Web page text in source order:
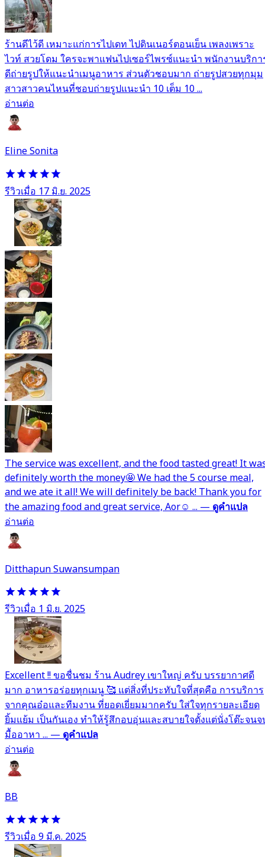
ร้านดีไว้ดี เหมาะแก่การไปเดท ไปดินเนอร์ตอนเย็น เพลงเพราะ
ไวท์ สวยโดม ใครจะพาแฟนไปเซอร์ไพรซ์แนะนำ พนักงานบริกา
ดีถ่ายรูปให้แนะนำเมนูอาหาร ส่วนตัวชอบมาก ถ่ายรูปสวยทุกมุม
สาวสาวคนไหนที่ชอบถ่ายรูปแนะนำ 10 เต็ม 10 ...
อ่านต่อ
Eline Sonita
รีวิวเมื่อ 17 มิ.ย. 2025
The service was excellent, and the food tasted great! It
definitely worth the money🤩 We had the 5 course meal,
and we ate it all! We will definitely be back! Thank you for
the amazing food and great service, Aor☺️ ... — ดูคำแปล
อ่านต่อ
Ditthapun Suwansumpan
รีวิวเมื่อ 1 มิ.ย. 2025
Excellent !! ขอชื่นชม ร้าน Audrey เขาใหญ่ ครับ บรรยากาศดี
มาก อาหารอร่อยทุกเมนู 🥰 แต่สิ่งที่ประทับใจที่สุดคือ การบริการ
จากคุณอ๋อและทีมงาน ที่ยอดเยี่ยมมากครับ ใส่ใจทุกรายละเอียด
ยิ้มแย้ม เป็นกันเอง ทำให้รู้สึกอบอุ่นและสบายใจตั้งแต่นั่งโต๊ะจนจ
มื้ออาหา ...—ดูคำแปล
อ่านต่อ
BB
รีวิวเมื่อ 9 มี.ค. 2025